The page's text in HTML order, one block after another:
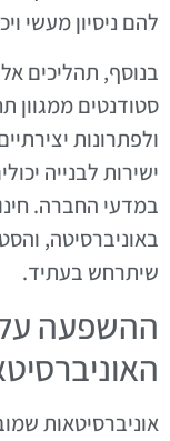
להם ניסיון מעשי
בנוסף, תהליכים
סטודנטים ממגוון
ולפתרונות
ישירות לבנייה
במדעי החברה.
באוניברסיטה,
שיתרחש בעתיד.
ההשפעה
אוניברסיטאות